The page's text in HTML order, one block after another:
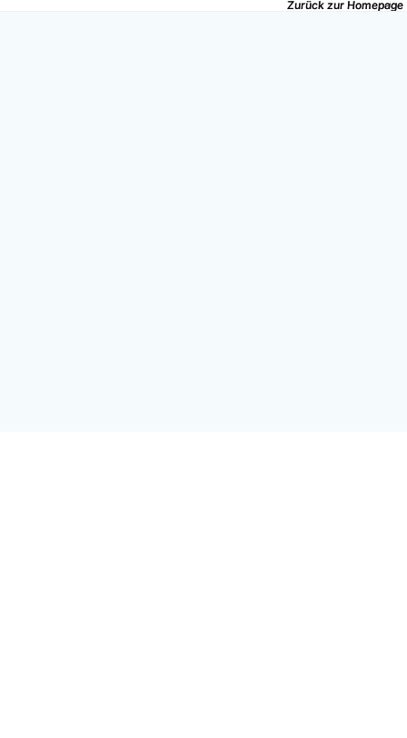
Zurück zur Homepage
Zurück zur Homepage